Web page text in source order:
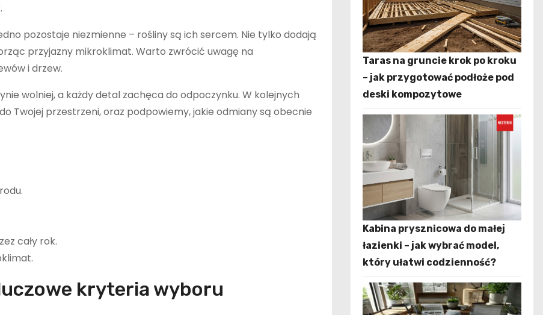
pozostaje niezmienne – rośliny są ich sercem. Nie tylko dodają
przyjazny mikroklimat. Warto zwrócić uwagę na
i drzew.
wolniej, a każdy detal zachęca do odpoczynku. W kolejnych
Twojej przestrzeni, oraz podpowiemy, jakie odmiany są obecnie
cały rok.
kryteria wyboru
Taras na gruncie krok po kroku
– jak przygotować podłoże pod
deski kompozytowe
Kabina prysznicowa do małej
łazienki – jak wybrać model,
który ułatwi codzienność?